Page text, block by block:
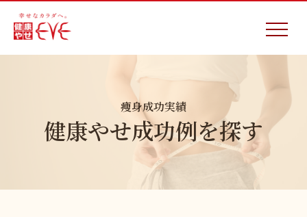
痩身成功実績
健康やせ成功例を探す